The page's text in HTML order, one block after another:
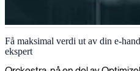
Orckestra eCommerce-utvikling
Vi leverer kompetente Orckestra-
handelsplattform og hjelpe deg
Få maksimal verdi ut av din e-
ekspert